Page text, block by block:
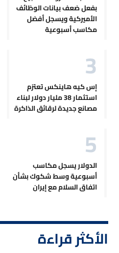
بفعل ضعف بيانات الوظائف
الأميركية ويسجل أفضل
مكاسب أسبوعية
إس كيه هاينكس تعتزم
استثمار 38 مليار دولار لبناء
مصانع جديدة لرقائق الذاكرة
الدولار يسجل مكاسب
أسبوعية وسط شكوك بشأن
اتفاق السلام مع إيران
الأكثر قراءة